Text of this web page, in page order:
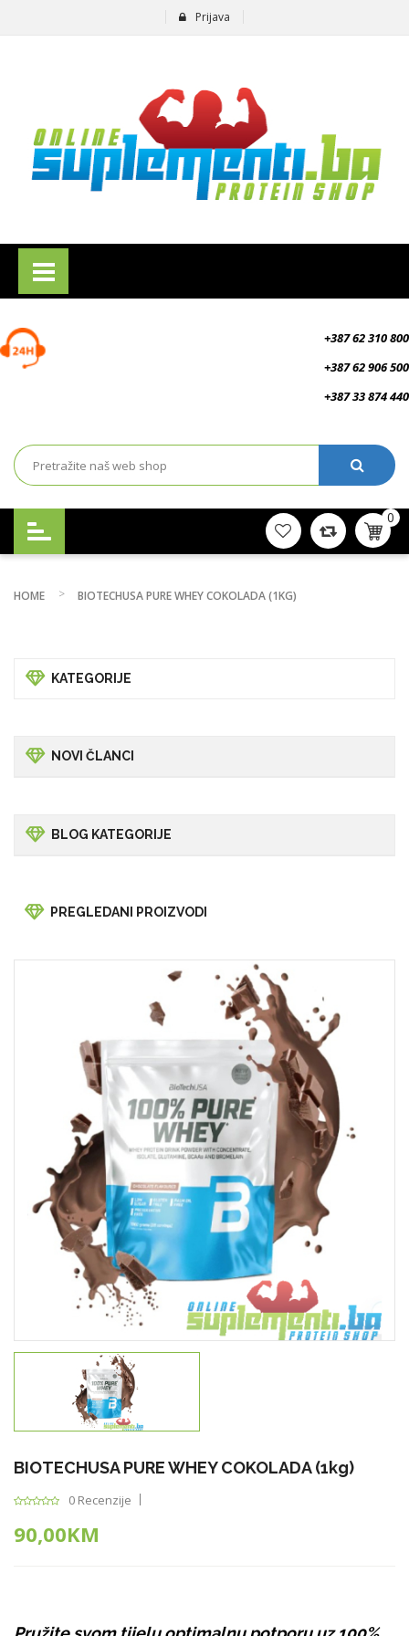
Prijava
+387 62 310 800
+387 62 906 500
+387 33 874 440
0
HOME BIOTECHUSA PURE WHEY COKOLADA (1KG)
KATEGORIJE
NOVI ČLANCI
BLOG KATEGORIJE
PREGLEDANI PROIZVODI
BIOTECHUSA PURE WHEY COKOLADA (1kg)
0 Recenzije
90,00KM